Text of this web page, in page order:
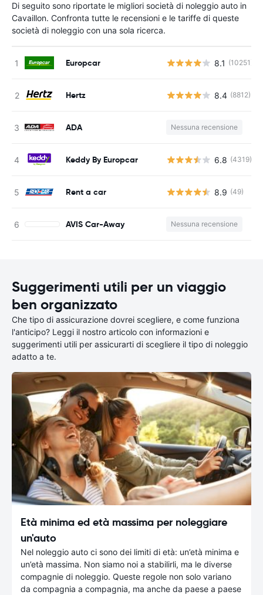
Di seguito sono riportate le migliori società di noleggio auto in
Cavaillon. Confronta tutte le recensioni e le tariffe di queste
società di noleggio con una sola ricerca.
Europcar 8.1 (10251)
Hertz 8.4 (8812)
ADA Nessuna recensione
Keddy By Europcar 6.8 (4319)
Rent a car 8.9 (49)
AVIS Car-Away Nessuna recensione
Suggerimenti utili per un viaggio
ben organizzato
Che tipo di assicurazione dovrei scegliere, e come funziona
l'anticipo? Leggi il nostro articolo con informazioni e
suggerimenti utili per assicurarti di scegliere il tipo di noleggio
adatto a te.
Età minima ed età massima per noleggiare
un'auto
Nel noleggio auto ci sono dei limiti di età: un’età minima e
un’età massima. Non siamo noi a stabilirli, ma le diverse
compagnie di noleggio. Queste regole non solo variano
da compagnia a compagnia, ma anche da paese a paese